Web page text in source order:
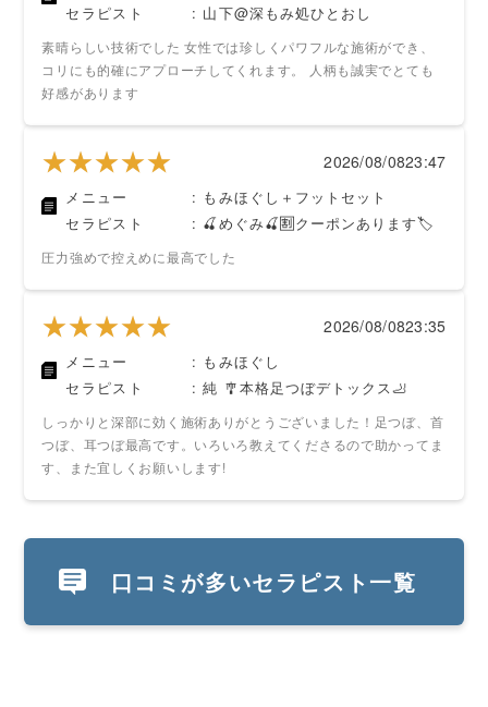
セラピスト
: 山下@深もみ処ひとおし
素晴らしい技術でした 女性では珍しくパワフルな施術ができ、
コリにも的確にアプローチしてくれます。 人柄も誠実でとても
好感があります
★★★★★
★★★★★ 2026/08/0823:47
メニュー
: もみほぐし＋フットセット
セラピスト
: 🍒めぐみ🍒🈹クーポンあります🏷️
圧力強めで控えめに最高でした
★★★★★
★★★★★ 2026/08/0823:35
メニュー
: もみほぐし
セラピスト
: 純 🎐本格足つぼデトックス🦶
しっかりと深部に効く施術ありがとうございました！足つぼ、首
つぼ、耳つぼ最高です。いろいろ教えてくださるので助かってま
す、また宜しくお願いします!
口コミが多いセラピスト一覧